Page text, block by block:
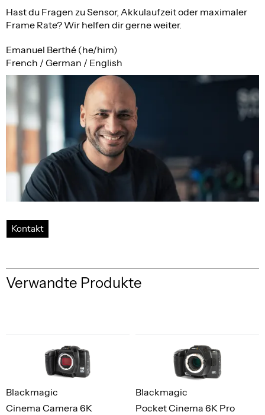
Hast du Fragen zu Sensor, Akkulaufzeit oder maximaler
Frame Rate? Wir helfen dir gerne weiter.
Emanuel Berthé (he/him)
French / German / English
Kontakt
Verwandte Produkte
Cinema Camera 6K
Blackmagic
Pocket Cinema 6K Pro
Blackmagic